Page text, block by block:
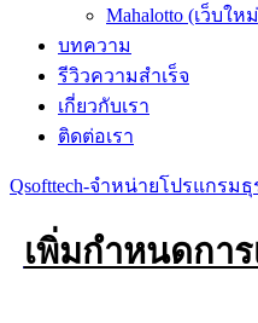
Mahalotto (เว็บให
บทความ
รีวิวความสำเร็จ
เกี่ยวกับเรา
ติดต่อเรา
Qsofttech-จำหน่ายโปรแกรมธุ
เพิ่มกำหนดกา